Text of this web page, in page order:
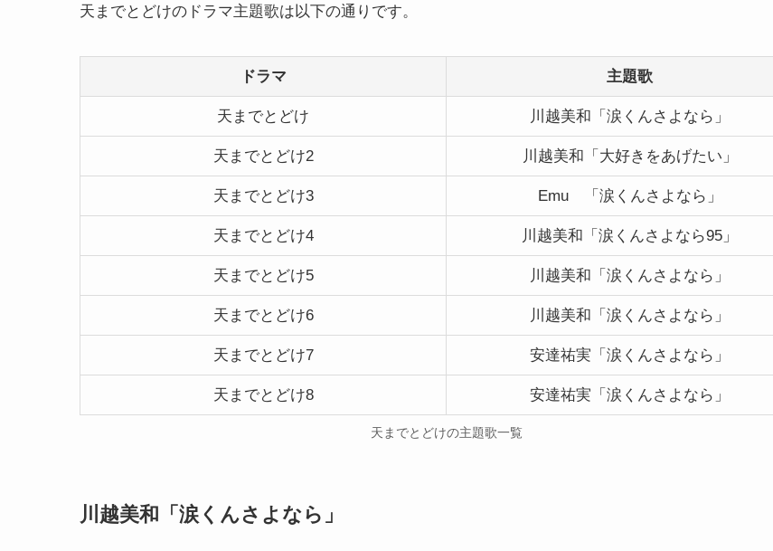
天までとどけのドラマ主題歌は以下の通りです。
ドラマ 主題歌
天までとどけ 川越美和「涙くんさよなら」
天までとどけ2 川越美和「大好きをあげたい」
天までとどけ3 Emu 「涙くんさよなら」
天までとどけ4 川越美和「涙くんさよなら95」
天までとどけ5 川越美和「涙くんさよなら」
天までとどけ6 川越美和「涙くんさよなら」
天までとどけ7 安達祐実「涙くんさよなら」
天までとどけ8 安達祐実「涙くんさよなら」
天までとどけの主題歌一覧
川越美和「涙くんさよなら」